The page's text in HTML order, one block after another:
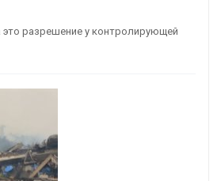
это разрешение у контролирующей